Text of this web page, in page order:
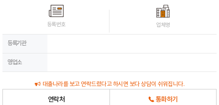
등록번호 업체명
등록기관
영업소
대출나라를 보고 연락드렸다고 하시면 보다 상담이 쉬워집니다.
연락처 통화하기